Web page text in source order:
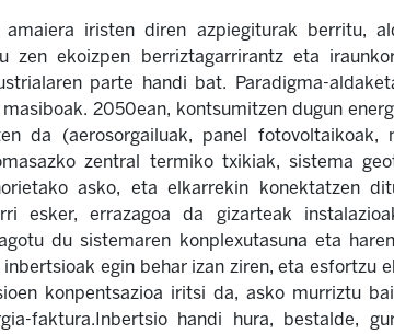
amaiera iristen diren azpiegiturak berritu,
zen ekoizpen berriztagarrirantz eta
parte handi bat. Paradigma-
2050ean, kontsumitzen dugun
da (aerosorgailuak, panel fotovoltaikoak,
zentral termiko txikiak, sistema
asko, eta elkarrekin konektatzen
esker, errazagoa da gizarteak
du sistemaren konplexutasuna eta
egin behar izan ziren, eta esfortzu
konpentsazioa iritsi da, asko murriztu
faktura.Inbertsio handi hura, bestalde,